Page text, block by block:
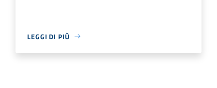
LEGGI DI PIÙ